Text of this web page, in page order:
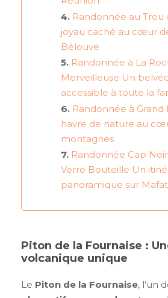
Randonnée au Trou
joyau caché au cœur
Bélouve
Randonnée à La
Merveilleuse Un
accessible à toute la
Randonnée à Grand
havre de nature au
montagnes
Randonnée Cap
Verre Bouteille Un
panoramique sur
Piton de la Fournaise :
volcanique unique
Le Piton de la Fournaise, l’un